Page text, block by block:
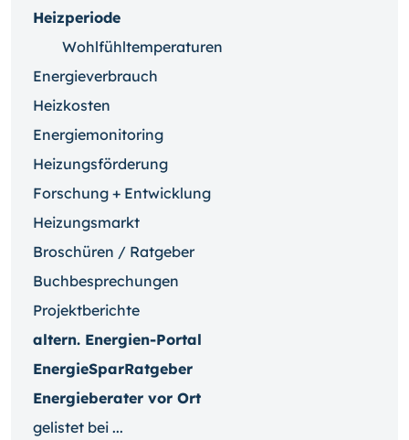
Heizperiode
Wohlfühltemperaturen
Energieverbrauch
Heizkosten
Energiemonitoring
Heizungsförderung
Forschung + Entwicklung
Heizungsmarkt
Broschüren / Ratgeber
Buchbesprechungen
Projektberichte
altern. Energien-Portal
EnergieSparRatgeber
Energieberater vor Ort
gelistet bei ...